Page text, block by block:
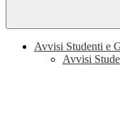
Avvisi Studenti e
Avvisi